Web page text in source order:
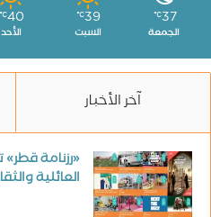
37
℃
الجمعة
39
℃
السبت
40
℃
الأحد
آخر الأخبار
«رزنامة قطر»
العائلية